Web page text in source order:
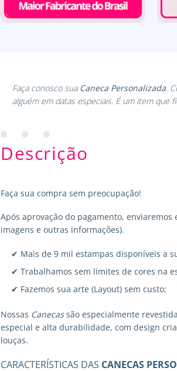
Faça conosco sua Caneca Personalizada.
alguém em datas especiais. É um item que
Descrição
Faça sua compra sem preocupação!
Após aprovação do pagamento,
imagens e outras informações).
✔ Mais de 9 mil estampas disponíveis a
✔ Trabalhamos sem limites de cores na
✔ Fazemos sua arte (Layout) sem custo;
Nossas Canecassão especialmente
especial e alta durabilidade, com design
louças.
CARACTERÍSTICAS DAS CANECAS